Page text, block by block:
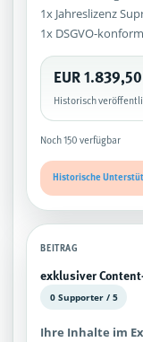
1x Jahreslizenz
1x DSGVO-
EUR 1.839,50
Historisch
Noch 150 verfügbar
Historische
BEITRAG
exklusiver
0 Supporter / 5
Ihre Inhalte im